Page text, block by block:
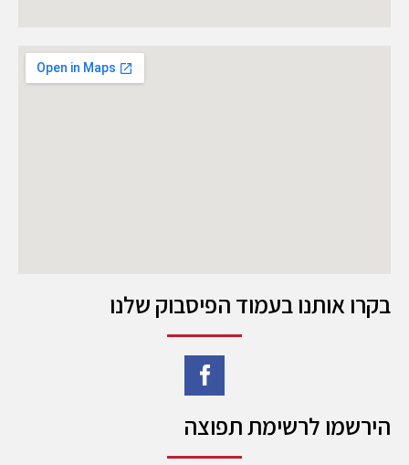
בקרו אותנו בעמוד הפיסבוק שלנו
הירשמו לרשימת תפוצה